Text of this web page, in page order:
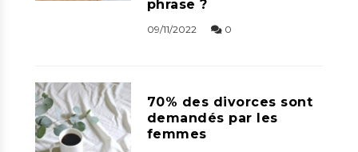
phrase ?
09/11/2022 0
70% des divorces sont
demandés par les
femmes